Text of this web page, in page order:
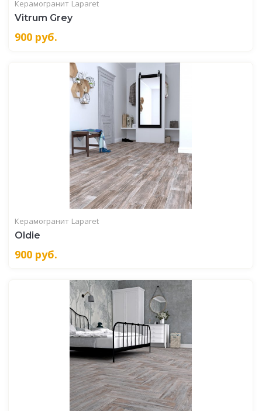
Керамогранит Laparet
Vitrum Grey
900 руб.
Керамогранит Laparet
Oldie
900 руб.